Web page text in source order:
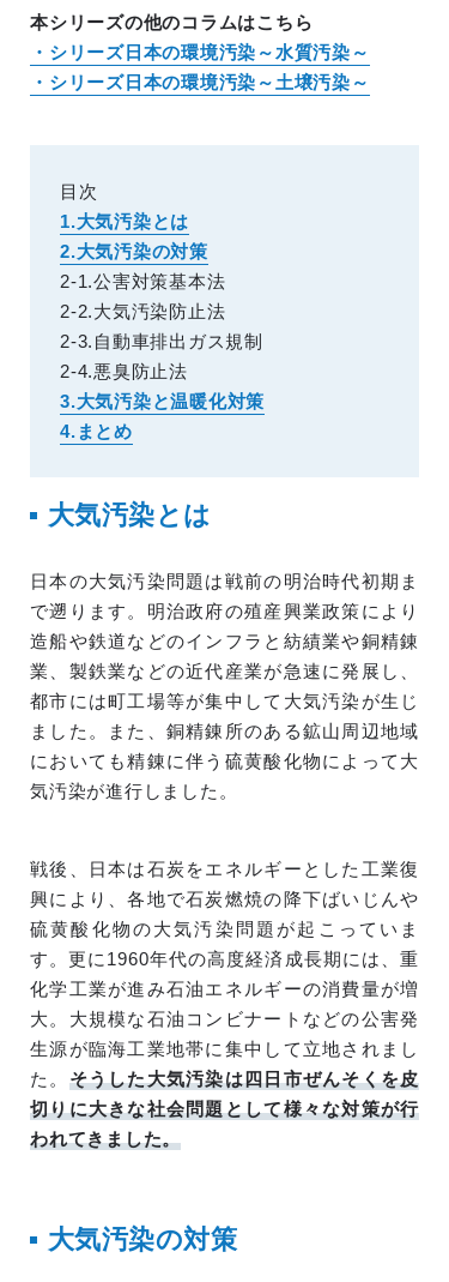
本シリーズの他のコラムはこちら
・シリーズ日本の環境汚染～水質汚染～
・シリーズ日本の環境汚染～土壌汚染～
目次
1.大気汚染とは
2.大気汚染の対策
2-1.公害対策基本法
2-2.大気汚染防止法
2-3.自動車排出ガス規制
2-4.悪臭防止法
3.大気汚染と温暖化対策
4.まとめ
大気汚染とは
日本の大気汚染問題は戦前の明治時代初期ま
で遡ります。明治政府の殖産興業政策により
造船や鉄道などのインフラと紡績業や銅精錬
業、製鉄業などの近代産業が急速に発展し、
都市には町工場等が集中して大気汚染が生じ
ました。また、銅精錬所のある鉱山周辺地域
においても精錬に伴う硫黄酸化物によって大
気汚染が進行しました。
戦後、日本は石炭をエネルギーとした工業復
興により、各地で石炭燃焼の降下ばいじんや
硫黄酸化物の大気汚染問題が起こっていま
す。更に1960年代の高度経済成長期には、重
化学工業が進み石油エネルギーの消費量が増
大。大規模な石油コンビナートなどの公害発
生源が臨海工業地帯に集中して立地されまし
た。 そうした大気汚染は四日市ぜんそくを皮
切りに大きな社会問題として様々な対策が行
われてきました。
大気汚染の対策